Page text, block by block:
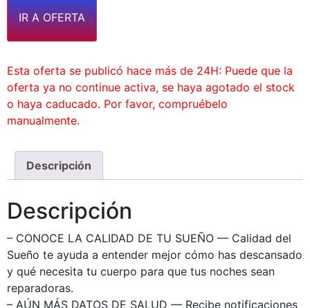
IR A OFERTA
Esta oferta se publicó hace más de 24H: Puede que la
oferta ya no continue activa, se haya agotado el stock
o haya caducado. Por favor, compruébelo
manualmente.
Descripción
Descripción
– CONOCE LA CALIDAD DE TU SUEÑO — Calidad del
Sueño te ayuda a entender mejor cómo has descansado
y qué necesita tu cuerpo para que tus noches sean
reparadoras.
– AÚN MÁS DATOS DE SALUD — Recibe notificaciones